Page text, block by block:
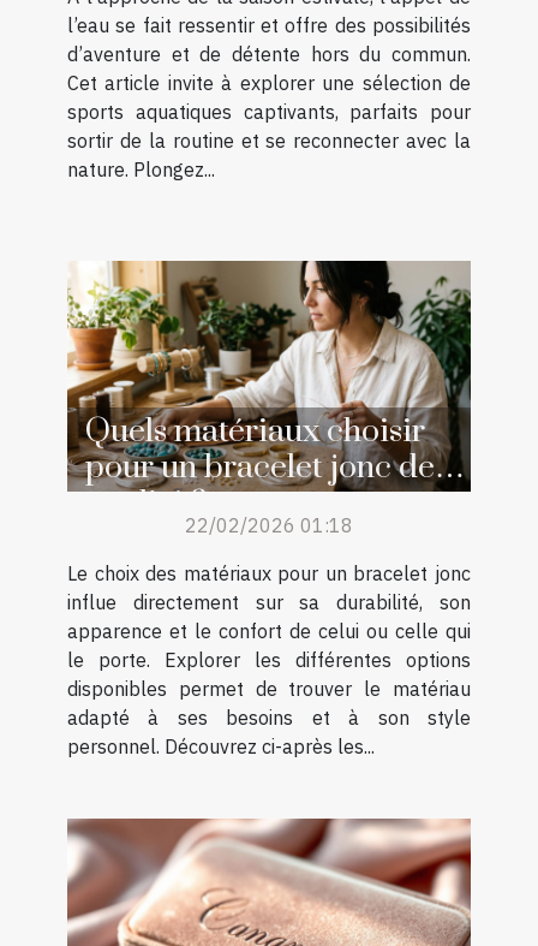
l’eau se fait ressentir et offre des possibilités
d’aventure et de détente hors du commun.
Cet article invite à explorer une sélection de
sports aquatiques captivants, parfaits pour
sortir de la routine et se reconnecter avec la
nature. Plongez...
Quels matériaux choisir
pour un bracelet jonc de
qualité ?
22/02/2026 01:18
Le choix des matériaux pour un bracelet jonc
influe directement sur sa durabilité, son
apparence et le confort de celui ou celle qui
le porte. Explorer les différentes options
disponibles permet de trouver le matériau
adapté à ses besoins et à son style
personnel. Découvrez ci-après les...